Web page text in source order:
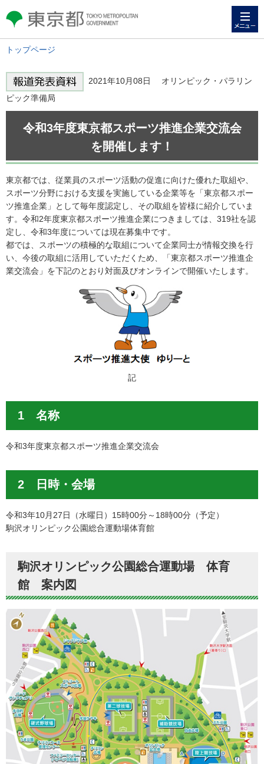
東京都 TOKYO METROPOLITAN
GOVERNMENT
トップページ
2021年10月08日 オリンピック・パラリン
ピック準備局
令和3年度東京都スポーツ推進企業交流会
を開催します！
東京都では、従業員のスポーツ活動の促進に向けた優れた取組や、
スポーツ分野における支援を実施している企業等を「東京都スポー
ツ推進企業」として毎年度認定し、その取組を皆様に紹介していま
す。令和2年度東京都スポーツ推進企業につきましては、319社を認
定し、令和3年度については現在募集中です。
都では、スポーツの積極的な取組について企業同士が情報交換を行
い、今後の取組に活用していただくため、「東京都スポーツ推進企
業交流会」を下記のとおり対面及びオンラインで開催いたします。
記
1 名称
令和3年度東京都スポーツ推進企業交流会
2 日時・会場
令和3年10月27日（水曜日）15時00分～18時00分（予定）
駒沢オリンピック公園総合運動場体育館
駒沢オリンピック公園総合運動場 体育
館 案内図